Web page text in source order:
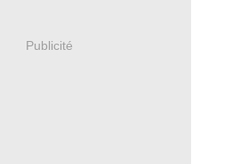
Publicité